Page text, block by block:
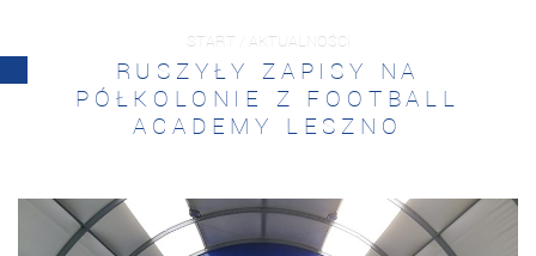
START / AKTUALNOŚCI
RUSZYŁY ZAPISY NA
PÓŁKOLONIE Z FOOTBALL
ACADEMY LESZNO